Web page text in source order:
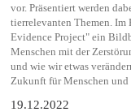
vor. Präsentiert werden
tierrelevanten Themen. Im
Evidence Project" ein
Menschen mit der
und wie wir etwas
Zukunft für Menschen und
19.12.2022